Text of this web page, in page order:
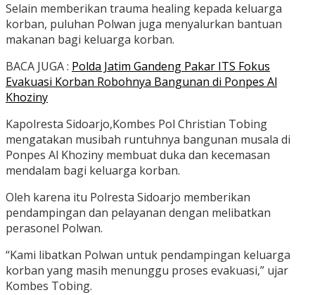
Selain memberikan trauma healing kepada keluarga
korban, puluhan Polwan juga menyalurkan bantuan
makanan bagi keluarga korban.
BACA JUGA : Polda Jatim Gandeng Pakar ITS Fokus
Evakuasi Korban Robohnya Bangunan di Ponpes Al
Khoziny
Kapolresta Sidoarjo,Kombes Pol Christian Tobing
mengatakan musibah runtuhnya bangunan musala di
Ponpes Al Khoziny membuat duka dan kecemasan
mendalam bagi keluarga korban.
Oleh karena itu Polresta Sidoarjo memberikan
pendampingan dan pelayanan dengan melibatkan
perasonel Polwan.
“Kami libatkan Polwan untuk pendampingan keluarga
korban yang masih menunggu proses evakuasi,” ujar
Kombes Tobing.